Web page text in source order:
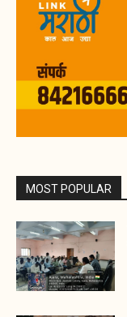
MOST POPULAR